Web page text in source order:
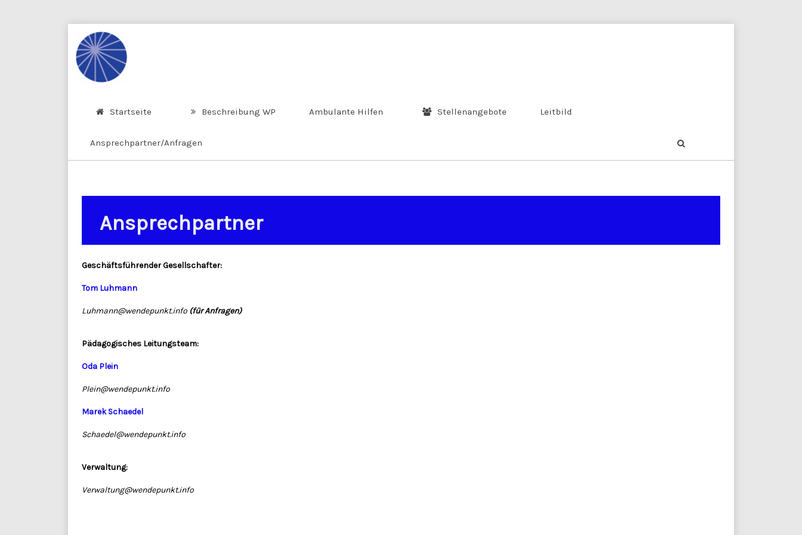
Startseite Beschreibung WP Ambulante Hilfen Stellenangebote Leitbild
Ansprechpartner/Anfragen
Ansprechpartner
Geschäftsführender Gesellschafter:
Tom Luhmann
Luhmann@wendepunkt.info (für Anfragen)
Pädagogisches Leitungsteam:
Oda Plein
Plein@wendepunkt.info
Marek Schaedel
Schaedel@wendepunkt.info
Verwaltung:
Verwaltung@wendepunkt.info